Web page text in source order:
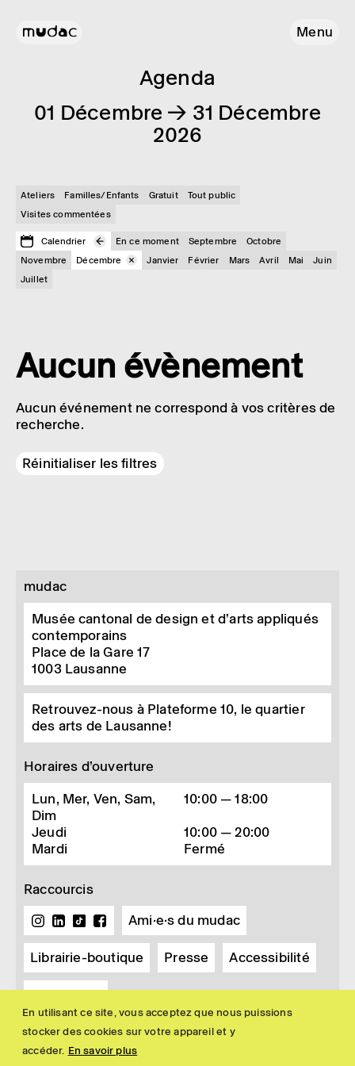
En utilisant ce site, vous acceptez que nous puissions
stocker des cookies sur votre appareil et y
accéder. En savoir plus
Menu
Agenda
01 Décembre → 31 Décembre
2026
Ateliers Familles/Enfants Gratuit
Tout public
Visites commentées
Calendrier En ce moment Septembre
Octobre
Novembre
Décembre Janvier Février Mars Avril Mai
Juin
Juillet
Aucun évènement
Aucun événement ne correspond à vos critères de
recherche.
Réinitialiser les filtres
mudac
Musée cantonal de design et d’arts appliqués
contemporains
Place de la Gare 17
1003 Lausanne
Retrouvez-nous à Plateforme 10, le quartier
des arts de Lausanne!
Horaires d’ouverture
Lun, Mer, Ven, Sam,
Dim
10:00 — 18:00
Jeudi
10:00 — 20:00
Mardi
Fermé
Raccourcis
Ami·e·s du mudac
Librairie-boutique Presse Accessibilité
Newsletter